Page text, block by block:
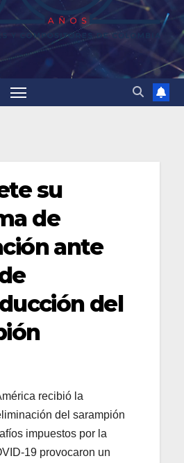
su
de
ante
del
recibió la
del sarampión
impuestos por la
19 provocaron un